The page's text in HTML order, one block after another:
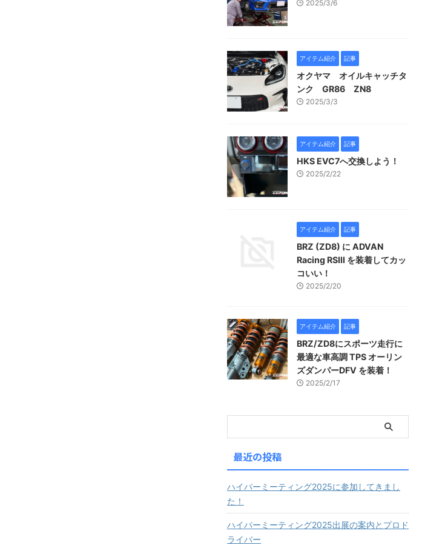
2025/3/6
アイテム紹介 記事
オクヤマ オイルキャッチタ
ンク GR86 ZN8
2025/3/3
アイテム紹介 記事
HKS EVC7へ交換しよう！
2025/2/22
アイテム紹介 記事
BRZ (ZD8) に ADVAN
Racing RSⅢ を装着してカッ
コいい！
2025/2/20
アイテム紹介 記事
BRZ/ZD8にスポーツ走行に
最適な車高調 TPS オーリン
ズダンパーDFV を装着！
2025/2/17
最近の投稿
ハイパーミーティング2025に参加してきまし
た！
ハイパーミーティング2025出展の案内とプロド
ライバー